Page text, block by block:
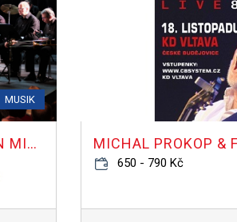
MUSIK
HVĚZDY SWINGU, VIVAT GLENN MILLER!
650 - 790 Kč